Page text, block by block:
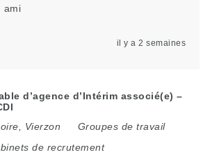
ami
il y a 2 semaines
d’agence d’Intérim associé(e) –
, Vierzon
Groupes de travail
de recrutement